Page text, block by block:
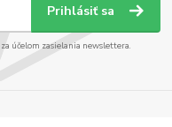
Prihlásiť sa
za účelom zasielania newslettera.